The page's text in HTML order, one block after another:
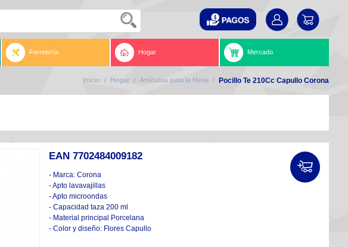
Ferretería Hogar Mercado
Inicio / Hogar / Artículos para la Mesa / Pocillo Te 210Cc Capullo Corona
EAN 7702484009182
- Marca: Corona
- Apto lavavajillas
- Apto microondas
- Capacidad taza 200 ml
- Material principal Porcelana
- Color y diseño: Flores Capullo